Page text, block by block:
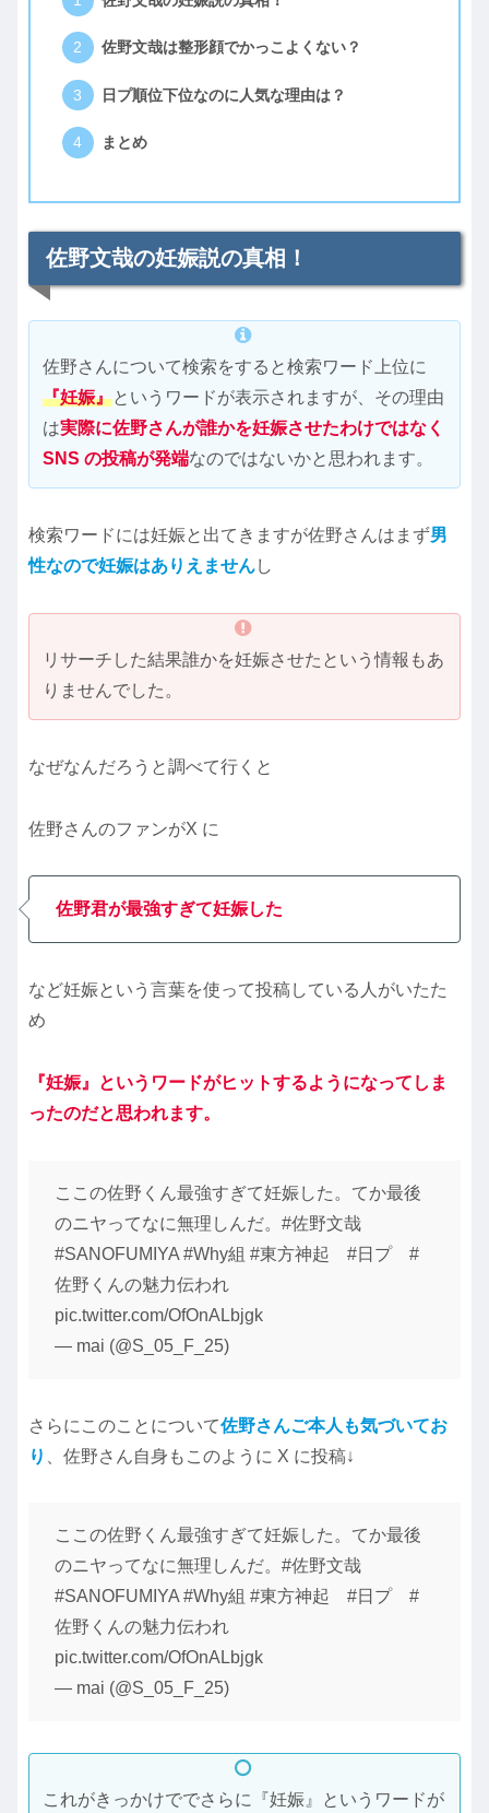
佐野文哉は整形顔でかっこよくない？
日プ順位下位なのに人気な理由は？
まとめ
佐野文哉の妊娠説の真相！
佐野さんについて検索をすると検索ワード上位に
『妊娠』というワードが表示されますが、その理由
は実際に佐野さんが誰かを妊娠させたわけではなく
SNS の投稿が発端なのではないかと思われます。
検索ワードには妊娠と出てきますが佐野さんはまず男
性なので妊娠はありえませんし
リサーチした結果誰かを妊娠させたという情報もあ
りませんでした。
なぜなんだろうと調べて行くと
佐野さんのファンがX に
佐野君が最強すぎて妊娠した
など妊娠という言葉を使って投稿している人がいたた
め
『妊娠』というワードがヒットするようになってしま
ったのだと思われます。
ここの佐野くん最強すぎて妊娠した。てか最後
のニヤってなに無理しんだ。#佐野文哉
#SANOFUMIYA #Why組 #東方神起 #日プ #
佐野くんの魅力伝われ
pic.twitter.com/OfOnALbjgk
— mai (@S_05_F_25)
さらにこのことについて佐野さんご本人も気づいてお
り
、佐野さん自身もこのように X に投稿↓
ここの佐野くん最強すぎて妊娠した。てか最後
のニヤってなに無理しんだ。#佐野文哉
#SANOFUMIYA #Why組 #東方神起 #日プ #
佐野くんの魅力伝われ
pic.twitter.com/OfOnALbjgk
— mai (@S_05_F_25)
これがきっかけででさらに『妊娠』というワードが